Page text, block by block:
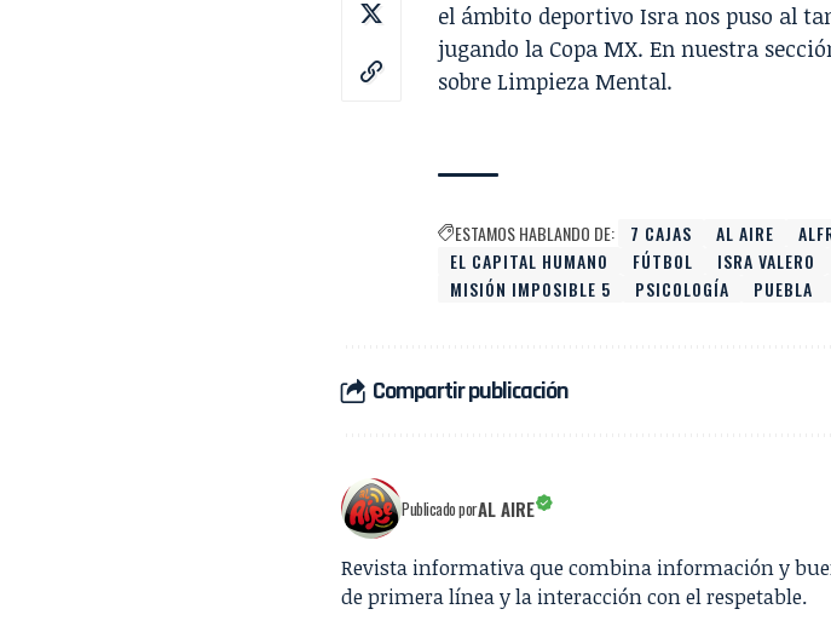
el ámbito deportivo Isra nos puso al
jugando la Copa MX. En nuestra
sobre Limpieza Mental.
ESTAMOS HABLANDO DE: 7 CAJAS AL AIRE
EL CAPITAL HUMANO
FÚTBOL ISRA VALERO
MISIÓN IMPOSIBLE 5
PSICOLOGÍA PUEBLA
Compartir publicación
Publicado porAL AIRE
Revista informativa que combina información y
de primera línea y la interacción con el respetable.